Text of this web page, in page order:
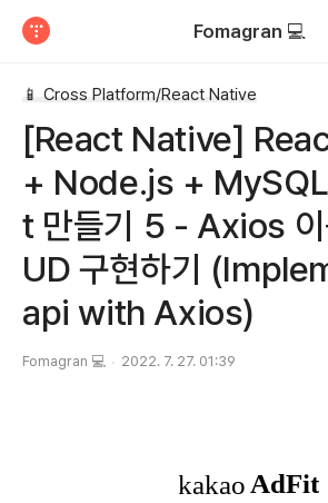
Fomagran 💻
📱 Cross Platform/React Native
[React Native]
+ Node.js +
t 만들기 5 - Axios 이
UD 구현하기
api with Axios)
Fomagran 💻 2022. 7. 27. 01:39